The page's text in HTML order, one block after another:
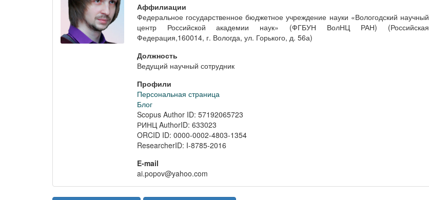
Аффилиации
Федеральное государственное бюджетное учреждение науки «Вологодский научный
центр Российской академии наук» (ФГБУН ВолНЦ РАН) (Российская
Федерация,160014, г. Вологда, ул. Горького, д. 56а)
Должность
Ведущий научный сотрудник
Профили
Персональная страница
Блог
Scopus Author ID: 57192065723
РИНЦ AuthorID: 633023
ORCID ID: 0000-0002-4803-1354
ResearcherID: I-8785-2016
E-mail
ai.popov@yahoo.com